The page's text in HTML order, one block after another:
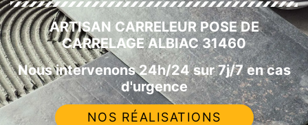
ARTISAN CARRELEUR POSE DE
CARRELAGE ALBIAC 31460
Nous intervenons 24h/24 sur 7j/7 en cas
d'urgence
NOS RÉALISATIONS